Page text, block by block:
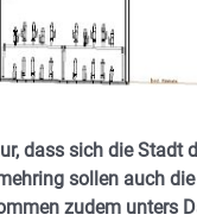
dass sich die Stadt
sollen auch
zudem unters